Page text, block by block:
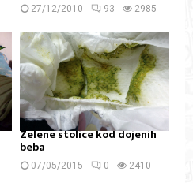
27/12/2010 93 2985
Zelene stolice kod dojenih
beba
07/05/2015 0 2410